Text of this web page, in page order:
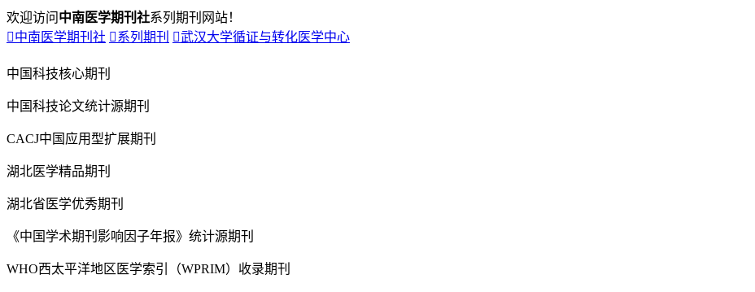
欢迎访问 中南医学期刊社系列期刊网站！
中南医学期刊社 系列期刊 武汉大学循证与转化医学中心
中国科技核心期刊
中国科技论文统计源期刊
CACJ中国应用型扩展期刊
湖北医学精品期刊
湖北省医学优秀期刊
《中国学术期刊影响因子年报》统计源期刊
WHO西太平洋地区医学索引（WPRIM）收录期刊